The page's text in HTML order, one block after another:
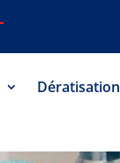
Dératisation